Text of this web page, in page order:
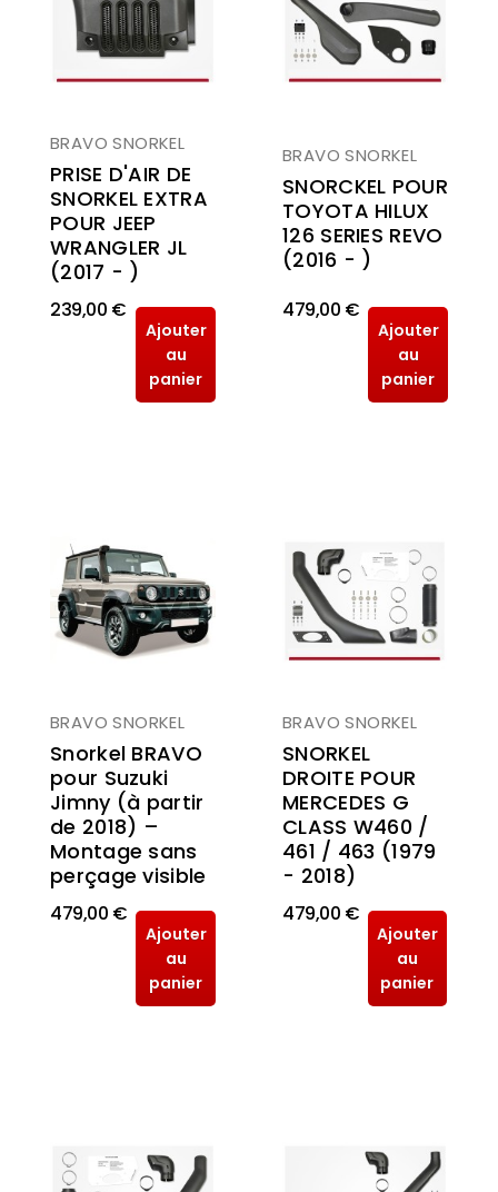
BRAVO SNORKEL
PRISE D'AIR DE
SNORKEL EXTRA
POUR JEEP
WRANGLER JL
(2017 - )
239,00 €
Ajouter
au
panier
BRAVO SNORKEL
SNORCKEL POUR
TOYOTA HILUX
126 SERIES REVO
(2016 - )
479,00 €
Ajouter
au
panier
BRAVO SNORKEL
Snorkel BRAVO
pour Suzuki
Jimny (à partir
de 2018) –
Montage sans
perçage visible
479,00 €
Ajouter
au
panier
BRAVO SNORKEL
SNORKEL
DROITE POUR
MERCEDES G
CLASS W460 /
461 / 463 (1979
- 2018)
479,00 €
Ajouter
au
panier